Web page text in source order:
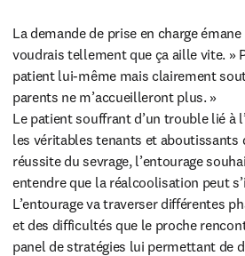
La demande de prise en charge
voudrais tellement que ça aille vite. »
patient lui-même mais clairement
parents ne m’accueilleront plus. »
Le patient souffrant d’un trouble lié à
les véritables tenants et
réussite du sevrage, l’entourage
entendre que la réalcoolisation peut
L’entourage va traverser différentes
et des difficultés que le proche
panel de stratégies lui permettant de